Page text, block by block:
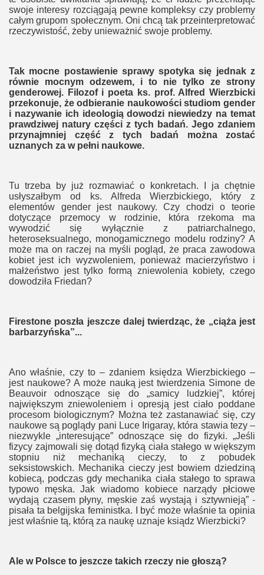
swoje interesy rozciągają pewne kompleksy czy problemy
całym grupom społecznym. Oni chcą tak przeinterpretować
rzeczywistość, żeby unieważnić swoje problemy.
Tak mocne postawienie sprawy spotyka się jednak z
równie mocnym odzewem, i to nie tylko ze strony
genderowej. Filozof i poeta ks. prof. Alfred Wierzbicki
przekonuje, że odbieranie naukowości studiom gender
i nazywanie ich ideologią dowodzi niewiedzy na temat
prawdziwej natury części z tych badań. Jego zdaniem
przynajmniej część z tych badań można zostać
uznanych za w pełni naukowe.
Tu trzeba by już rozmawiać o konkretach. I ja chętnie
usłyszałbym od ks. Alfreda Wierzbickiego, który z
elementów gender jest naukowy. Czy chodzi o teorie
dotyczące przemocy w rodzinie, która rzekoma ma
wywodzić się wyłącznie z patriarchalnego,
heteroseksualnego, monogamicznego modelu rodziny? A
może ma on raczej na myśli pogląd, że praca zawodowa
kobiet jest ich wyzwoleniem, ponieważ macierzyństwo i
małżeństwo jest tylko formą zniewolenia kobiety, czego
dowodziła Friedan?
Firestone poszła jeszcze dalej twierdząc, że „ciąża jest
barbarzyńska”...
Ano właśnie, czy to – zdaniem księdza Wierzbickiego –
jest naukowe? A może nauką jest twierdzenia Simone de
Beauvoir odnoszące się do „samicy ludzkiej”, której
największym zniewoleniem i opresją jest ciało poddane
procesom biologicznym? Można też zastanawiać się, czy
naukowe są poglądy pani Luce Irigaray, która stawia tezy –
niezwykle „interesujące” odnoszące się do fizyki. „Jeśli
fizycy zajmowali się dotąd fizyką ciała stałego w większym
stopniu niż mechaniką cieczy, to z pobudek
seksistowskich. Mechanika cieczy jest bowiem dziedziną
kobiecą, podczas gdy mechanika ciała stałego to sprawa
typowo męska. Jak wiadomo kobiece narządy płciowe
wydają czasem płyny, męskie zaś wystają i sztywnieją” -
pisała ta belgijska feministka. I być może właśnie ta opinia
jest właśnie tą, którą za naukę uznaje ksiądz Wierzbicki?
Ale w Polsce to jeszcze takich rzeczy nie głoszą?
2
w Rosji